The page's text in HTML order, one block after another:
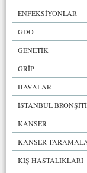
ENFEKSİYONLAR
GDO
GENETİK
GRİP
HAVALAR
İSTANBUL BRONŞİTİ
KANSER
KANSER
KIŞ HASTALIKLARI